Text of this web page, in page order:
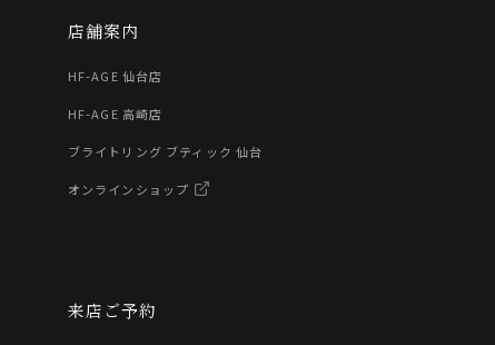
店舗案内
HF-AGE 仙台店
HF-AGE 高崎店
ブライトリング ブティック 仙台
オンラインショップ
来店ご予約